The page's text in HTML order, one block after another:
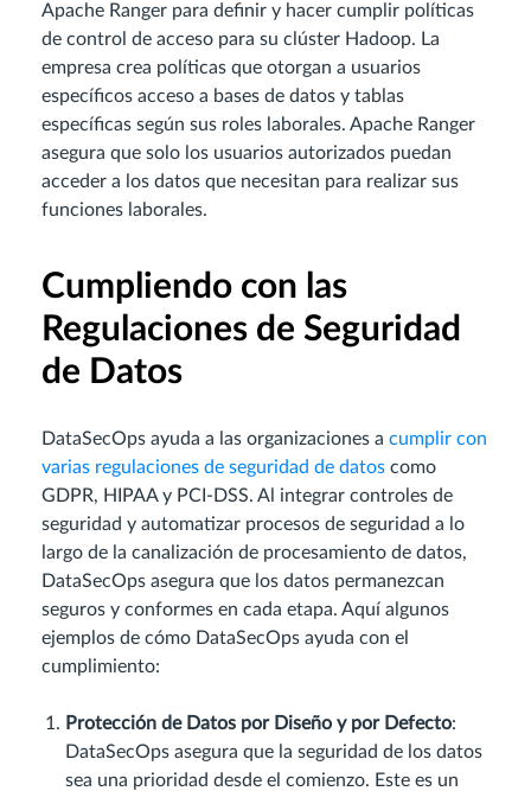
Apache Ranger para definir y hacer cumplir políticas
de control de acceso para su clúster Hadoop. La
empresa crea políticas que otorgan a usuarios
específicos acceso a bases de datos y tablas
específicas según sus roles laborales. Apache Ranger
asegura que solo los usuarios autorizados puedan
acceder a los datos que necesitan para realizar sus
funciones laborales.
Cumpliendo con las
Regulaciones de Seguridad
de Datos
DataSecOps ayuda a las organizaciones a cumplir con
varias regulaciones de seguridad de datos como
GDPR, HIPAA y PCI-DSS. Al integrar controles de
seguridad y automatizar procesos de seguridad a lo
largo de la canalización de procesamiento de datos,
DataSecOps asegura que los datos permanezcan
seguros y conformes en cada etapa. Aquí algunos
ejemplos de cómo DataSecOps ayuda con el
cumplimiento:
Protección de Datos por Diseño y por Defecto:
DataSecOps asegura que la seguridad de los datos
sea una prioridad desde el comienzo. Este es un